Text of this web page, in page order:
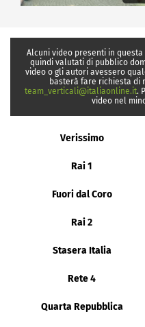
Alcuni video presenti in
quindi valutati di pubblico
video o gli autori avessero
basterà fare richiesta di
team_verticali@italiaonline.it.
video nel
Verissimo
Rai 1
Fuori dal Coro
Rai 2
Stasera Italia
Rete 4
Quarta Repubblica